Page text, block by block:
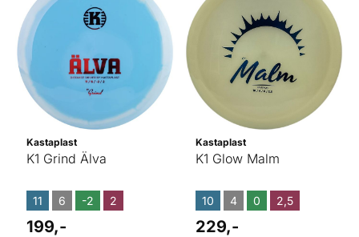
Kastaplast
K1 Grind Älva
11 6 -2 2
199,-
Kastaplast
K1 Glow Malm
10 4 0 2,5
229,-